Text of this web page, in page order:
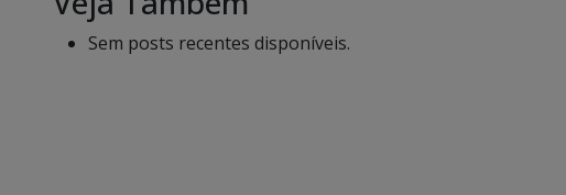
Sem posts recentes disponíveis.